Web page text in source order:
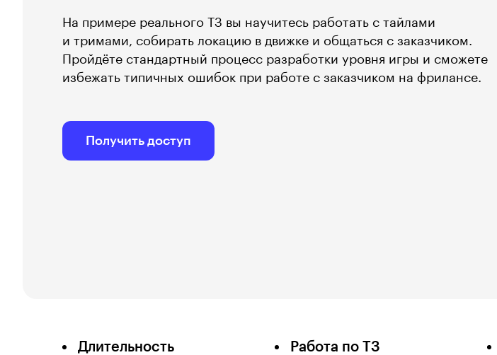
Получить доступ
На примере реального ТЗ вы научитесь работать с тайлами
и тримами, собирать локацию в движке и общаться с заказчиком.
Пройдёте стандартный процесс разработки уровня игры и сможете
избежать типичных ошибок при работе с заказчиком на фрилансе.
Длительность Работа по ТЗ